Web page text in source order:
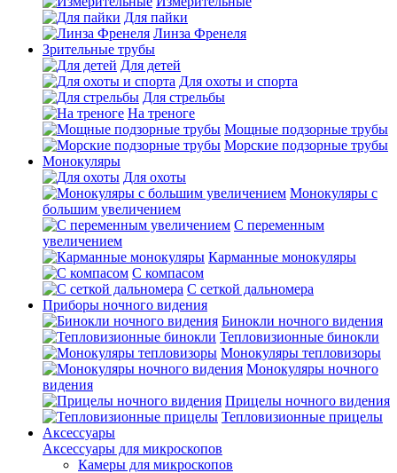
Для пайки
Линза Френеля
Зрительные трубы
Для детей
Для охоты и спорта
Для стрельбы
На треноге
Мощные подзорные трубы
Морские подзорные трубы
Монокуляры
Для охоты
Монокуляры с
большим увеличением
С переменным
увеличением
Карманные монокуляры
С компасом
С сеткой дальномера
Приборы ночного видения
Бинокли ночного видения
Тепловизионные бинокли
Монокуляры тепловизоры
Монокуляры ночного
видения
Прицелы ночного видения
Тепловизионные прицелы
Аксессуары
Аксессуары для микроскопов
Камеры для микроскопов